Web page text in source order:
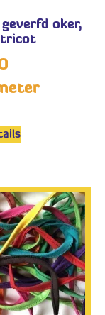
oker,
tricot